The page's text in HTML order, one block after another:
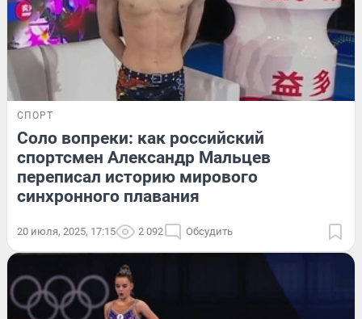
СПОРТ
Соло вопреки: как российский
спортсмен Александр Мальцев
переписал историю мирового
синхронного плавания
20 июля, 2025, 17:15 2 092 Обсудить